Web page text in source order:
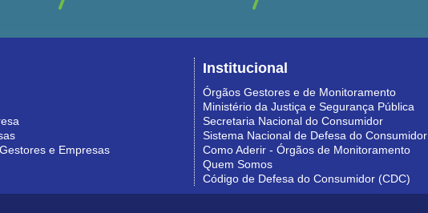
e Empresas
Institucional
Órgãos Gestores e de Monitoramento
Ministério da Justiça e Segurança Pública
Secretaria Nacional do Consumidor
Sistema Nacional de Defesa do Consumidor
Como Aderir - Órgãos de Monitoramento
Quem Somos
Código de Defesa do Consumidor (CDC)